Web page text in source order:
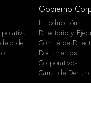
de
Gobierno
Introducción
Directorio y
Comité de
Documentos
Corporativos
Canal de